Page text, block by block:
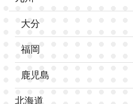
大分
福岡
鹿児島
北海道